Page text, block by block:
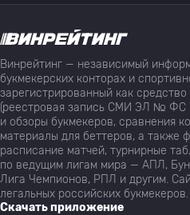
Винрейтинг — независимый
букмекерских конторах и
зарегистрированный как
(реестровая запись СМИ ЭЛ № ФС
и обзоры букмекеров, сравнения
материалы для беттеров, а также
расписание матчей, турнирные
по ведущим лигам мира — АПЛ,
Лига Чемпионов, РПЛ и другим.
легальных российских букмекеров.
Скачать приложение